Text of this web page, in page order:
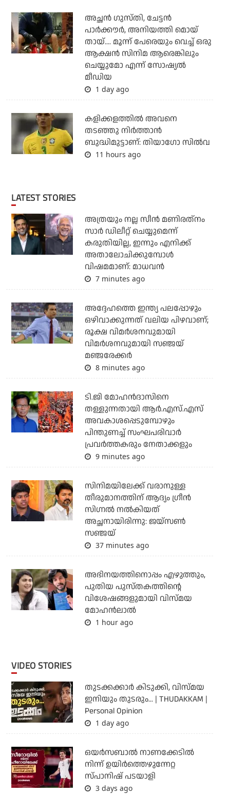
അച്ഛന്‍ ഗുസ്തി, ചേട്ടന്‍
പാര്‍ക്കൗര്‍, അനിയത്തി മൊയ്
തായ്.... മൂന്ന് പേരെയും വെച്ച് ഒരു
ആക്ഷന്‍ സിനിമ ആരെങ്കിലും
ചെയ്യുമോ എന്ന് സോഷ്യല്‍
മീഡിയ
1 day ago
കളിക്കളത്തില്‍ അവനെ
തടഞ്ഞു നിര്‍ത്താന്‍
ബുദ്ധിമുട്ടാണ്: തിയാഗോ സില്‍വ
11 hours ago
LATEST STORIES
അത്രയും നല്ല സീന്‍ മണിരത്‌നം
സാര്‍ ഡിലീറ്റ് ചെയ്യുമെന്ന്
കരുതിയില്ല, ഇന്നും എനിക്ക്
അതാലോചിക്കുമ്പോള്‍
വിഷമമാണ്: മാധവന്‍
7 minutes ago
അദ്ദേഹത്തെ ഇന്ത്യ പലപ്പോഴും
ഒഴിവാക്കുന്നത് വലിയ പിഴവാണ്;
രൂക്ഷ വിമര്‍ശനവുമായി
വിമര്‍ശനവുമായി സഞ്ജയ്
മഞ്ജരേക്കര്‍
8 minutes ago
ടി.ജി മോഹന്‍ദാസിനെ
തള്ളുന്നതായി ആര്‍.എസ്.എസ്
അവകാശപ്പെടുമ്പോഴും
പിന്തുണച്ച് സംഘപരിവാര്‍
പ്രവര്‍ത്തകരും നേതാക്കളും
9 minutes ago
സിനിമയിലേക്ക് വരാനുള്ള
തീരുമാനത്തിന് ആദ്യം ഗ്രീൻ
സിഗ്നൽ നൽകിയത്
അച്ഛനായിരിന്നു: ജയ്സൺ
സഞ്ജയ്
37 minutes ago
അഭിനയത്തിനൊപ്പം എഴുത്തും,
പുതിയ പുസ്തകത്തിന്റെ
വിശേഷങ്ങളുമായി വിസ്മയ
മോഹൻലാൽ
1 hour ago
VIDEO STORIES
തുടക്കക്കാര്‍ കിടുക്കി, വിസ്മയ
ഇനിയും തുടരും... | THUDAKKAM |
Personal Opinion
1 day ago
ഒയര്‍സബാൽ നാണക്കേടിൽ
നിന്ന് ഉയിർത്തെഴുന്നേറ്റ
സ്പാനിഷ് പടയാളി
3 days ago